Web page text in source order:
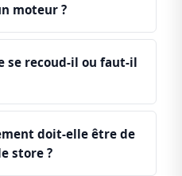
moteur ?
se recoud-il ou faut-il
doit-elle être de
store ?